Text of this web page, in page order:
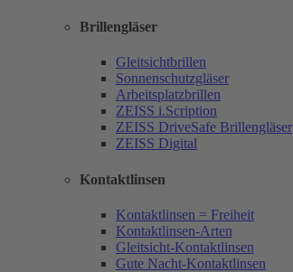
Brillengläser
Gleitsichtbrillen
Sonnenschutzgläser
Arbeitsplatzbrillen
ZEISS i.Scription
ZEISS DriveSafe Brillengläser
ZEISS Digital
Kontaktlinsen
Kontaktlinsen = Freiheit
Kontaktlinsen-Arten
Gleitsicht-Kontaktlinsen
Gute Nacht-Kontaktlinsen